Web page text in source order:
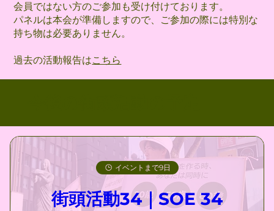
会員ではない方のご参加も受け付けております。
パネルは本会が準備しますので、ご参加の際には特別な
持ち物は必要ありません。
​過去の活動報告はこちら
イベントまで9日
街頭活動34｜SOE 34